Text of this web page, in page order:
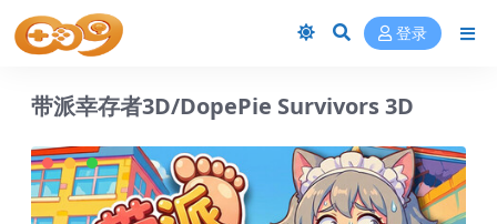
登录
带派幸存者3D/DopePie Survivors 3D